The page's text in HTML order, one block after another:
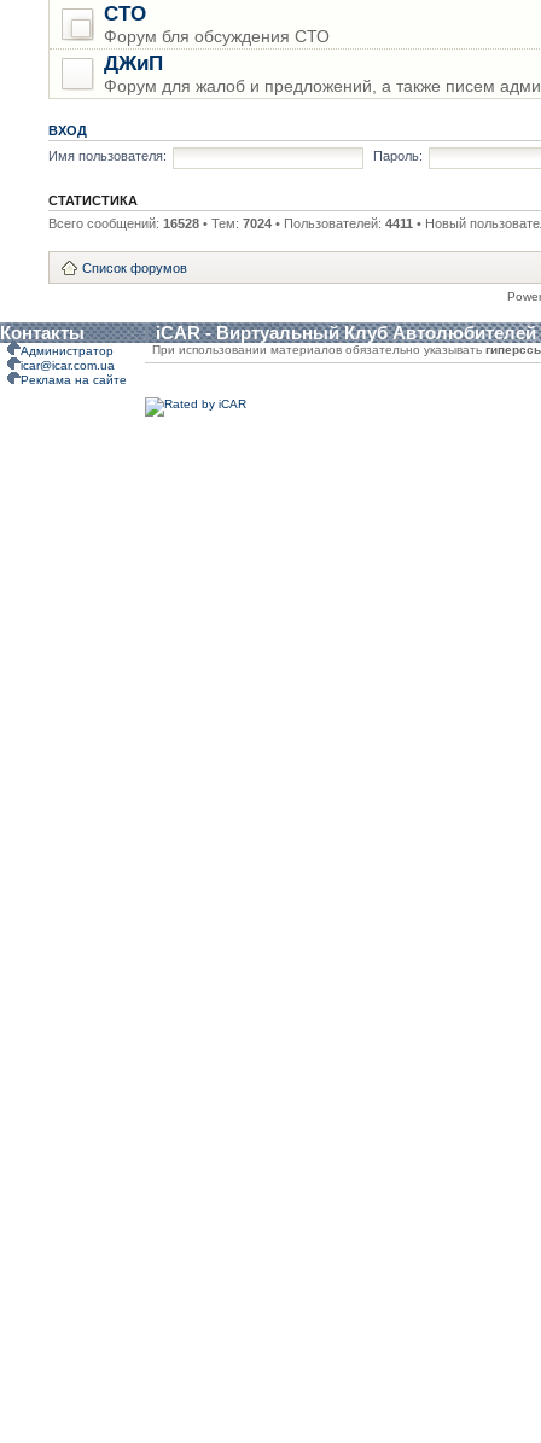
СТО
Форум бля обсуждения СТО
ДЖиП
Форум для жалоб и предложений, а также писем
ВХОД
Имя пользователя:
Пароль:
СТАТИСТИКА
Всего сообщений: 16528 • Тем: 7024 • Пользователей: 4411 • Новый
Список форумов
Контакты iCAR - Виртуальный Клуб Автолюбителей
Администратор
icar@icar.com.ua
Реклама на сайте
При использовании материалов обязательно указывать